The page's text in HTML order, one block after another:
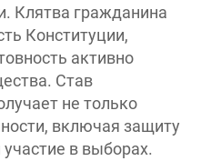
Клятва гражданина
Конституции,
активно
Став
не только
включая защиту
в выборах.